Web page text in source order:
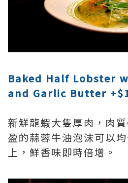
Baked Half Lobster
and Garlic Butter
新鮮龍蝦大隻厚肉，肉
盈的蒜蓉牛油泡沫可以
上，鮮香味即時倍增。